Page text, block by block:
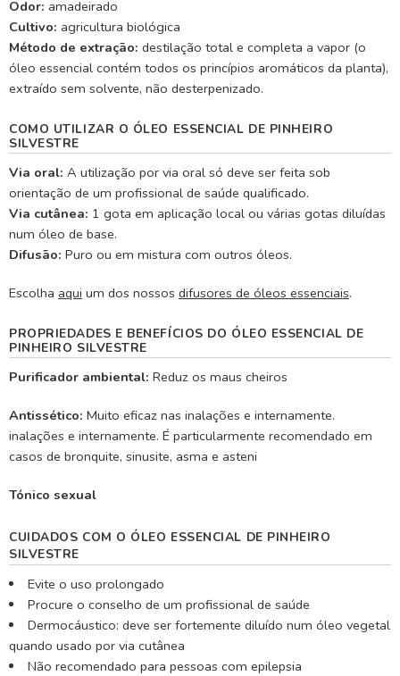
Odor: amadeirado
Cultivo: agricultura biológica
Método de extração: destilação total e completa a vapor (o
óleo essencial contém todos os princípios aromáticos da planta),
extraído sem solvente, não desterpenizado.
COMO UTILIZAR O ÓLEO ESSENCIAL DE PINHEIRO
SILVESTRE
Via oral: A utilização por via oral só deve ser feita sob
orientação de um profissional de saúde qualificado.
Via cutânea: 1 gota em aplicação local ou várias gotas diluídas
num óleo de base.
Difusão: Puro ou em mistura com outros óleos.
Escolha aqui um dos nossos difusores de óleos essenciais.
PROPRIEDADES E BENEFÍCIOS DO ÓLEO ESSENCIAL DE
PINHEIRO SILVESTRE
Purificador ambiental: Reduz os maus cheiros
Antissético: Muito eficaz nas inalações e internamente.
inalações e internamente. É particularmente recomendado em
casos de bronquite, sinusite, asma e asteni
Tónico sexual
CUIDADOS COM O ÓLEO ESSENCIAL DE PINHEIRO
SILVESTRE
Evite o uso prolongado
Procure o conselho de um profissional de saúde
Dermocáustico: deve ser fortemente diluído num óleo vegetal
quando usado por via cutânea
Não recomendado para pessoas com epilepsia